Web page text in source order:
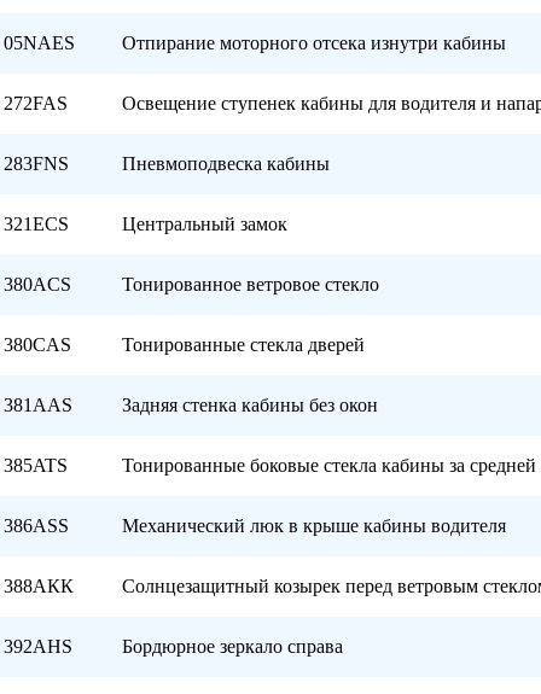
05NAES Отпирание моторного отсека изнутри кабины
272FAS Освещение ступенек кабины для водителя и
283FNS Пневмоподвеска кабины
321ECS Центральный замок
380ACS Тонированное ветровое стекло
380CAS Тонированные стекла дверей
381AAS Задняя стенка кабины без окон
385ATS Тонированные боковые стекла кабины за средней
386ASS Механический люк в крыше кабины водителя
388АКК Солнцезащитный козырек перед ветровым
392AHS Бордюрное зеркало справа